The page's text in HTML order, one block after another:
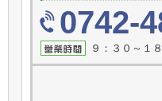
0742-
９：３０～１